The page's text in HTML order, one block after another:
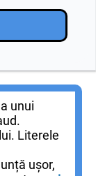
unui
Literele
ușor,